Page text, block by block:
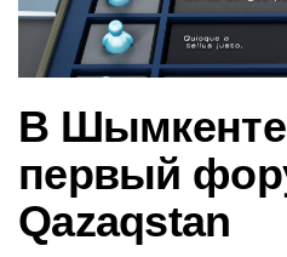
В Шымкенте
первый
Qazaqstan